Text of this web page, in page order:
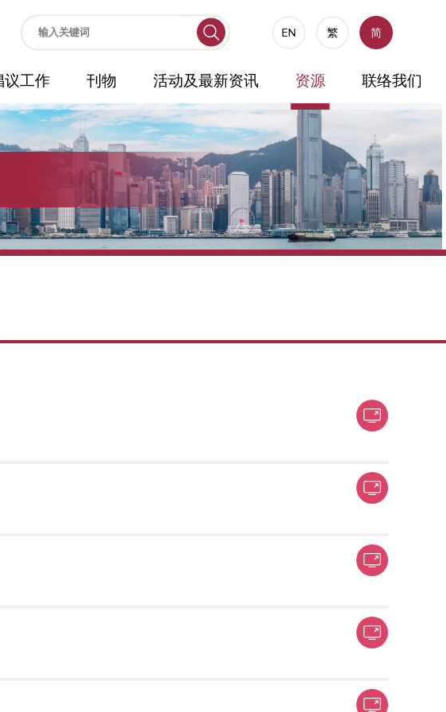
EN 繁 简
议工作 刊物 活动及最新资讯 资源 联络我们